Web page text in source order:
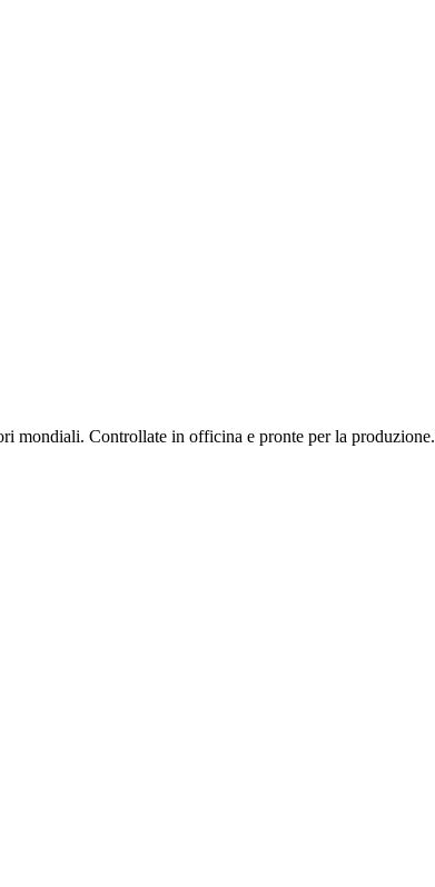
mondiali. Controllate in officina e pronte per la produzione.